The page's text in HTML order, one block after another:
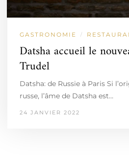
GASTRONOMIE /
Datsha accueil le
Trudel
Datsha: de Russie à Paris Si
russe, l’âme de Datsha est…
24 JANVIER 2022